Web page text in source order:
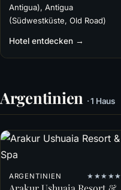
Antigua), Antigua
(Südwestküste, Old Road)
Hotel entdecken →
Argentinien · 1 Haus
ARGENTINIEN ★★★★★